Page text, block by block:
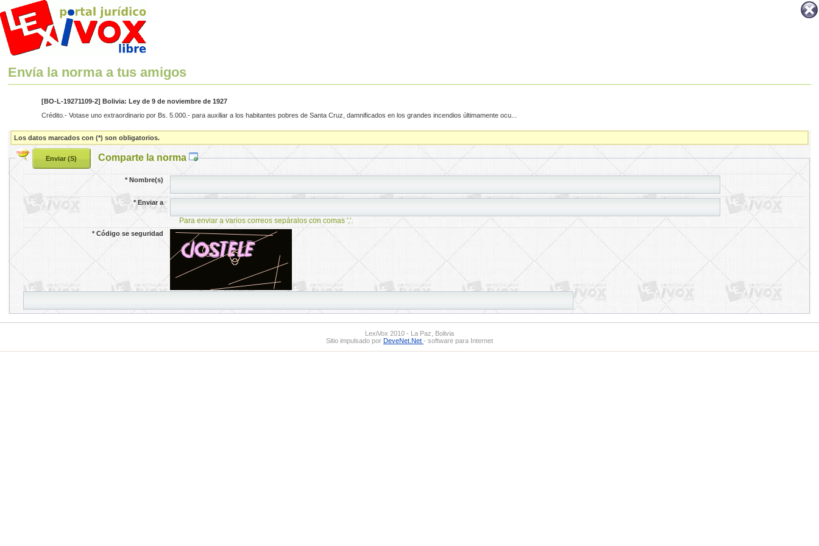
Envía la norma a tus amigos
[BO-L-19271109-2] Bolivia: Ley de 9 de noviembre de 1927
Crédito.- Votase uno extraordinario por Bs. 5.000.- para auxiliar a los habitantes pobres de Santa Cruz, damnificados en los grandes incendios últimamente ocu...
Los datos marcados con (*) son obligatorios.
Comparte la norma
*Nombre(s)
*Enviar a
Para enviar a varios correos sepáralos con comas ','.
*Código se seguridad
LexiVox 2010 - La Paz, Bolivia
Sitio impulsado por DeveNet.Net - software para Internet